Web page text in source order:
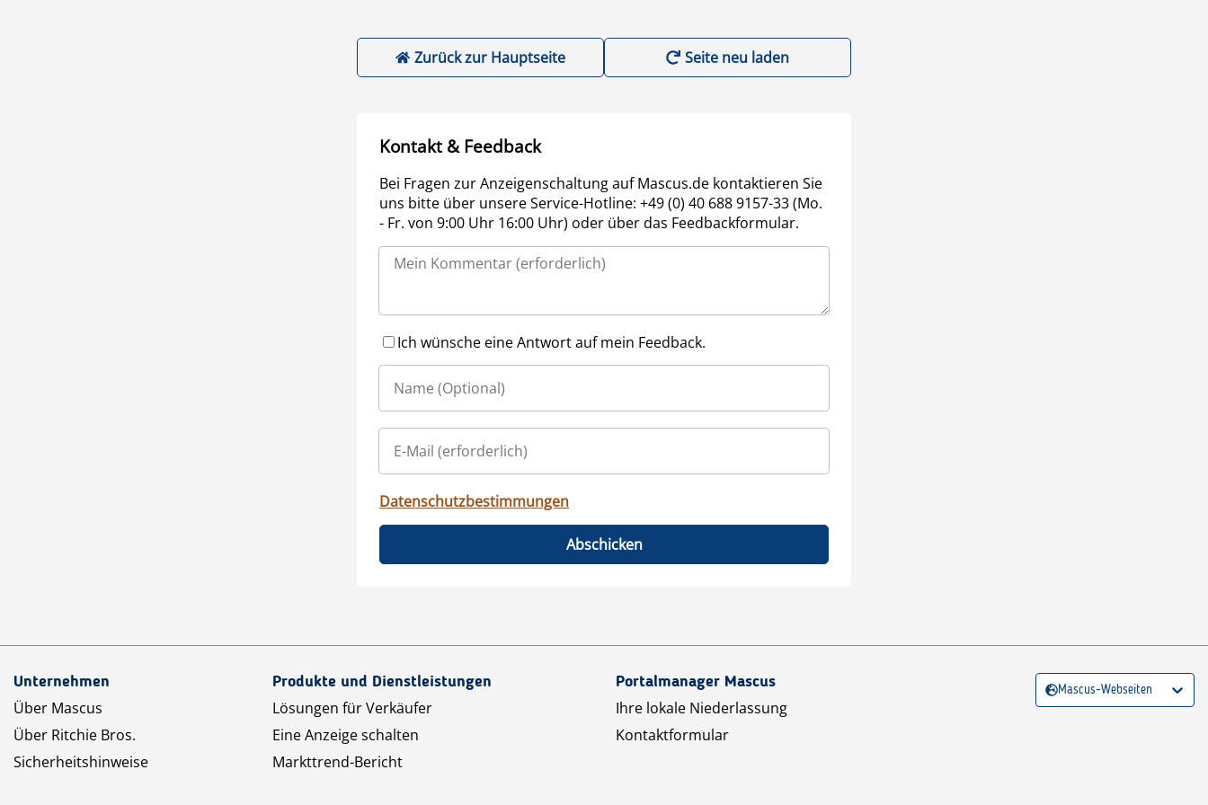
Zurück zur Hauptseite Seite neu laden
Kontakt & Feedback
Bei Fragen zur Anzeigenschaltung auf Mascus.de kontaktieren Sie
uns bitte über unsere Service-Hotline: +49 (0) 40 688 9157-33 (Mo.
- Fr. von 9:00 Uhr 16:00 Uhr) oder über das Feedbackformular.
Ich wünsche eine Antwort auf mein Feedback.
Datenschutzbestimmungen
Abschicken
Unternehmen
Über Mascus
Über Ritchie Bros.
Sicherheitshinweise
Produkte und Dienstleistungen
Lösungen für Verkäufer
Eine Anzeige schalten
Markttrend-Bericht
Portalmanager Mascus
Ihre lokale Niederlassung
Kontaktformular
Mascus-Webseiten